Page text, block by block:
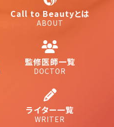
Call to Beautyとは
ABOUT
監修医師一覧
DOCTOR
ライター一覧
WRITER